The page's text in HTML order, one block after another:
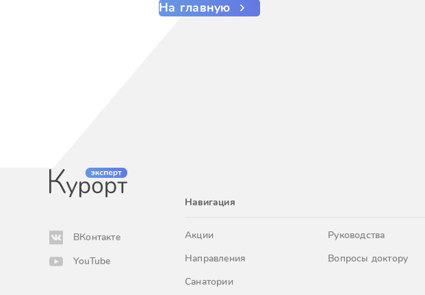
На главную
ВКонтакте
YouTube
Навигация
Акции
Направления
Санатории
Руководства
Вопросы доктору